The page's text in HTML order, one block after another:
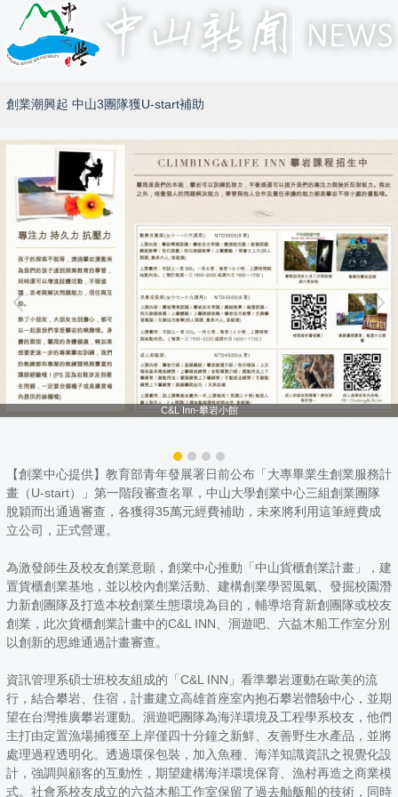
創業潮興起 中山3團隊獲U-start補助
C&L Inn-攀岩小館
【創業中心提供】教育部青年發展署日前公布「大專畢業生創業服務計
畫（U-start）」第一階段審查名單，中山大學創業中心三組創業團隊
脫穎而出通過審查，各獲得35萬元經費補助，未來將利用這筆經費成
立公司，正式營運。
為激發師生及校友創業意願，創業中心推動「中山貨櫃創業計畫」，建
置貨櫃創業基地，並以校內創業活動、建構創業學習風氣、發掘校園潛
力新創團隊及打造本校創業生態環境為目的，輔導培育新創團隊或校友
創業，此次貨櫃創業計畫中的C&L INN、洄遊吧、六益木船工作室分別
以創新的思維通過計畫審查。
資訊管理系碩士班校友組成的「C&L INN」看準攀岩運動在歐美的流
行，結合攀岩、住宿，計畫建立高雄首座室內抱石攀岩體驗中心，並期
望在台灣推廣攀岩運動。洄遊吧團隊為海洋環境及工程學系校友，他們
主打由定置漁場捕獲至上岸僅四十分鐘之新鮮、友善野生水產品，並將
處理過程透明化。透過環保包裝，加入魚種、海洋知識資訊之視覺化設
計，強調與顧客的互動性，期望建構海洋環境保育、漁村再造之商業模
式。社會系校友成立的六益木船工作室保留了過去舢舨船的技術，同時